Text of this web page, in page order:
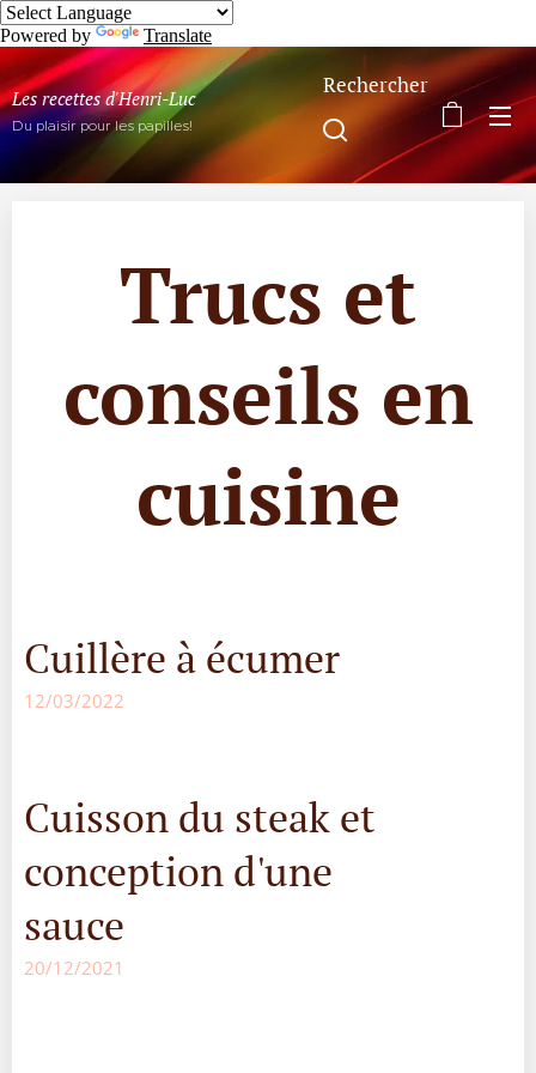
Powered by Translate
Les recettes d'Henri-Luc
Du plaisir pour les papilles!
Rechercher
Trucs et
conseils en
cuisine
Cuillère à écumer
12/03/2022
Cuisson du steak et
conception d'une
sauce
20/12/2021